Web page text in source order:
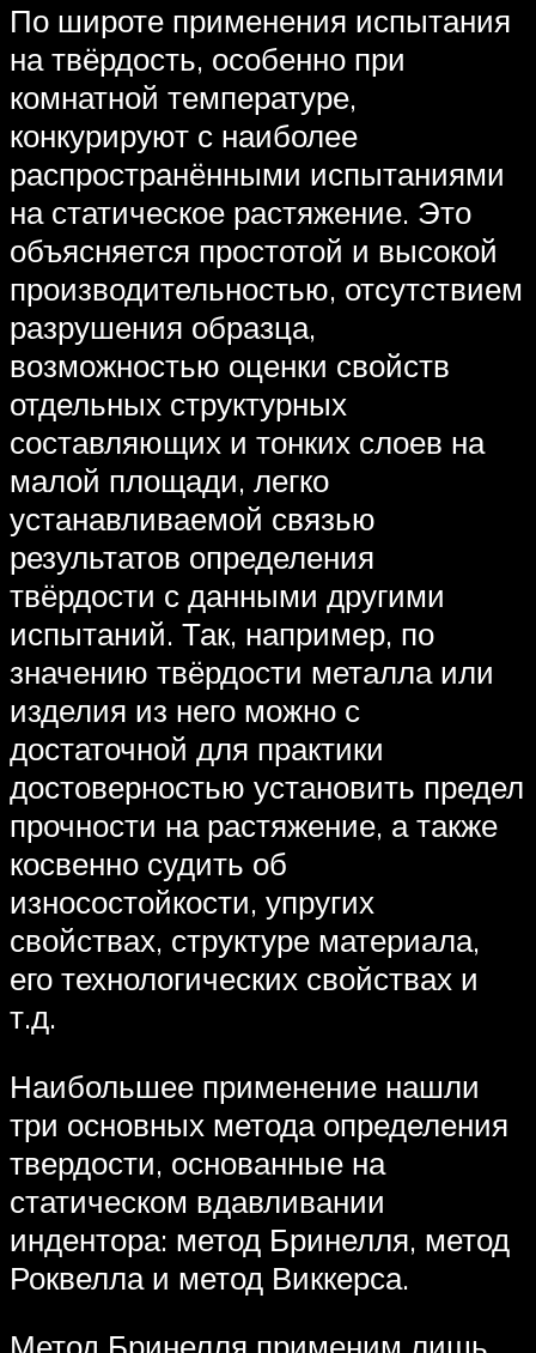
По широте применения испытания
на твёрдость, особенно при
комнатной температуре,
конкурируют с наиболее
распространёнными испытаниями
на статическое растяжение. Это
объясняется простотой и высокой
производительностью, отсутствием
разрушения образца,
возможностью оценки свойств
отдельных структурных
составляющих и тонких слоев на
малой площади, легко
устанавливаемой связью
результатов определения
твёрдости с данными другими
испытаний. Так, например, по
значению твёрдости металла или
изделия из него можно с
достаточной для практики
достоверностью установить предел
прочности на растяжение, а также
косвенно судить об
износостойкости, упругих
свойствах, структуре материала,
его технологических свойствах и
т.д.
Наибольшее применение нашли
три основных метода определения
твердости, основанные на
статическом вдавливании
индентора: метод Бринелля, метод
Роквелла и метод Виккерса.